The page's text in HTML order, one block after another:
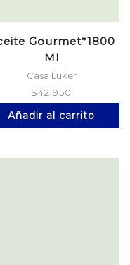
Gourmet*1800
Ml
Casa Luker
$42,950
Añadir al carrito